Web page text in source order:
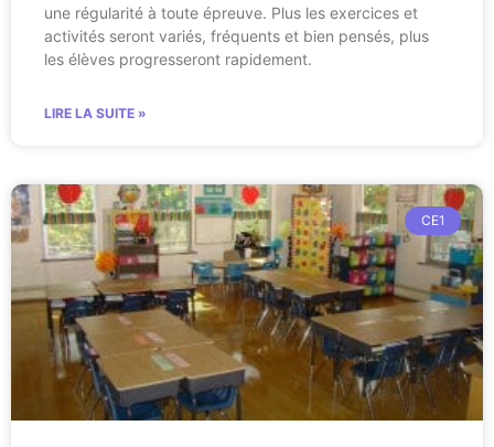
une régularité à toute épreuve. Plus les exercices et
activités seront variés, fréquents et bien pensés, plus
les élèves progresseront rapidement.
LIRE LA SUITE »
CE1